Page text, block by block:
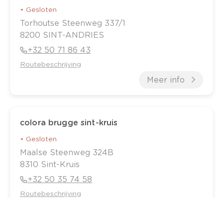
• Gesloten
Torhoutse Steenweg 337/1
8200 SINT-ANDRIES
+32 50 71 86 43
Routebeschrijving
Meer info
colora brugge sint-kruis
• Gesloten
Maalse Steenweg 324B
8310 Sint-Kruis
+32 50 35 74 58
Routebeschrijving